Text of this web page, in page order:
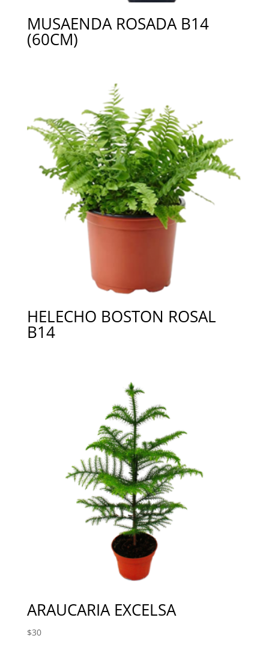
MUSAENDA ROSADA B14
(60CM)
HELECHO BOSTON ROSAL
B14
ARAUCARIA EXCELSA
$30